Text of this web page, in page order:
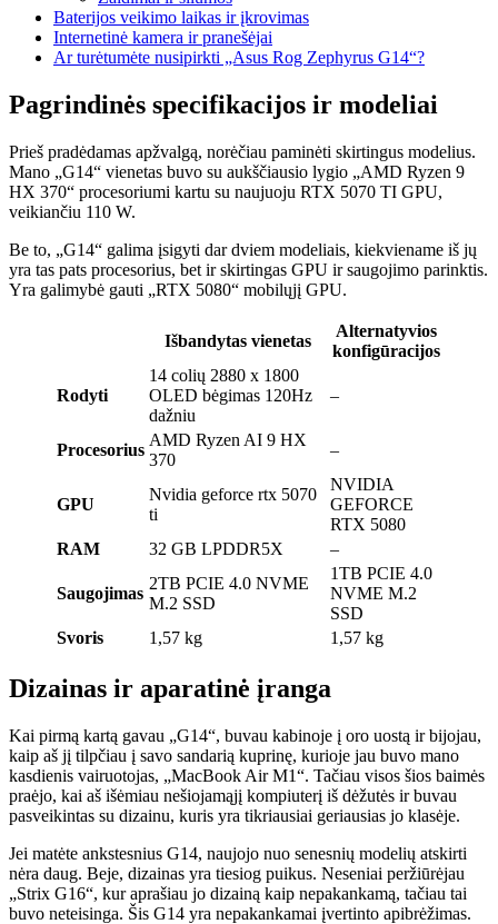
Baterijos veikimo laikas ir įkrovimas
Internetinė kamera ir pranešėjai
Ar turėtumėte nusipirkti „Asus Rog Zephyrus G14“?
Pagrindinės specifikacijos ir modeliai
Prieš pradėdamas apžvalgą, norėčiau paminėti skirtingus modelius.
Mano „G14“ vienetas buvo su aukščiausio lygio „AMD Ryzen 9
HX 370“ procesoriumi kartu su naujuoju RTX 5070 TI GPU,
veikiančiu 110 W.
Be to, „G14“ galima įsigyti dar dviem modeliais, kiekviename iš jų
yra tas pats procesorius, bet ir skirtingas GPU ir saugojimo parinktis.
Yra galimybė gauti „RTX 5080“ mobilųjį GPU.
Išbandytas vienetas
Alternatyvios
konfigūracijos
Rodyti
14 colių 2880 x 1800
OLED bėgimas 120Hz
dažniu
–
Procesorius
AMD Ryzen AI 9 HX
370
–
GPU
Nvidia geforce rtx 5070
ti
NVIDIA
GEFORCE
RTX 5080
RAM
32 GB LPDDR5X –
Saugojimas
2TB PCIE 4.0 NVME
M.2 SSD
1TB PCIE 4.0
NVME M.2
SSD
Svoris
1,57 kg 1,57 kg
Dizainas ir aparatinė įranga
Kai pirmą kartą gavau „G14“, buvau kabinoje į oro uostą ir bijojau,
kaip aš jį tilpčiau į savo sandarią kuprinę, kurioje jau buvo mano
kasdienis vairuotojas, „MacBook Air M1“. Tačiau visos šios baimės
praėjo, kai aš išėmiau nešiojamąjį kompiuterį iš dėžutės ir buvau
pasveikintas su dizainu, kuris yra tikriausiai geriausias jo klasėje.
Jei matėte ankstesnius G14, naujojo nuo senesnių modelių atskirti
nėra daug. Beje, dizainas yra tiesiog puikus. Neseniai peržiūrėjau
„Strix G16“, kur aprašiau jo dizainą kaip nepakankamą, tačiau tai
buvo neteisinga. Šis G14 yra nepakankamai įvertinto apibrėžimas.